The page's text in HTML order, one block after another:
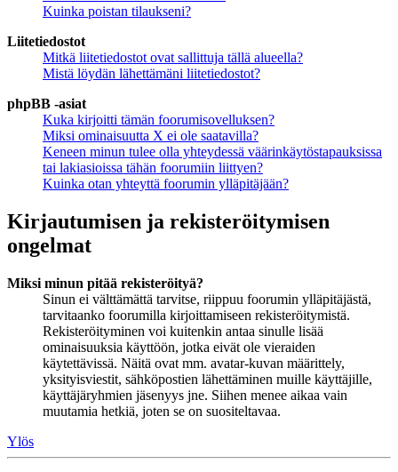
Kuinka poistan tilaukseni?
Liitetiedostot
Mitkä liitetiedostot ovat sallittuja tällä alueella?
Mistä löydän lähettämäni liitetiedostot?
phpBB -asiat
Kuka kirjoitti tämän foorumisovelluksen?
Miksi ominaisuutta X ei ole saatavilla?
Keneen minun tulee olla yhteydessä väärinkäytöstapauksissa
tai lakiasioissa tähän foorumiin liittyen?
Kuinka otan yhteyttä foorumin ylläpitäjään?
Kirjautumisen ja rekisteröitymisen
ongelmat
Miksi minun pitää rekisteröityä?
Sinun ei välttämättä tarvitse, riippuu foorumin ylläpitäjästä,
tarvitaanko foorumilla kirjoittamiseen rekisteröitymistä.
Rekisteröityminen voi kuitenkin antaa sinulle lisää
ominaisuuksia käyttöön, jotka eivät ole vieraiden
käytettävissä. Näitä ovat mm. avatar-kuvan määrittely,
yksityisviestit, sähköpostien lähettäminen muille käyttäjille,
käyttäjäryhmien jäsenyys jne. Siihen menee aikaa vain
muutamia hetkiä, joten se on suositeltavaa.
Ylös